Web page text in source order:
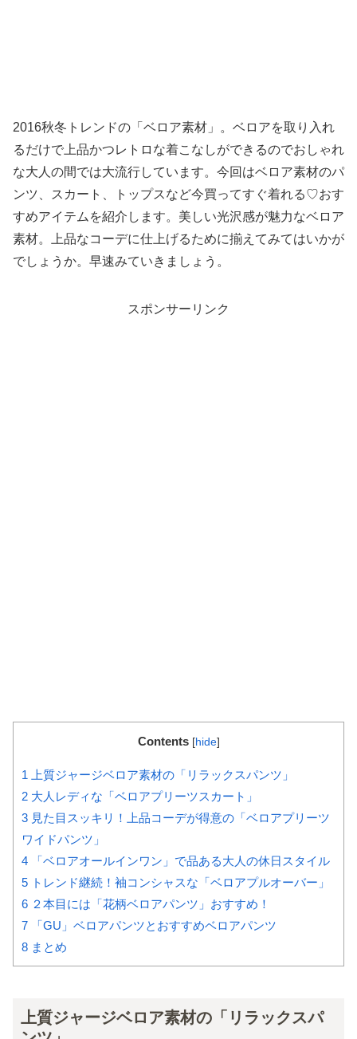
2016秋冬トレンドの「ベロア素材」。ベロアを取り入れ
るだけで上品かつレトロな着こなしができるのでおしゃれ
な大人の間では大流行しています。今回はベロア素材のパ
ンツ、スカート、トップスなど今買ってすぐ着れる♡おす
すめアイテムを紹介します。美しい光沢感が魅力なベロア
素材。上品なコーデに仕上げるために揃えてみてはいかが
でしょうか。早速みていきましょう。
スポンサーリンク
Contents [hide]
1 上質ジャージベロア素材の「リラックスパンツ」
2 大人レディな「ベロアプリーツスカート」
3 見た目スッキリ！上品コーデが得意の「ベロアプリーツ
ワイドパンツ」
4 「ベロアオールインワン」で品ある大人の休日スタイル
5 トレンド継続！袖コンシャスな「ベロアプルオーバー」
6 ２本目には「花柄ベロアパンツ」おすすめ！
7 「GU」ベロアパンツとおすすめベロアパンツ
8 まとめ
上質ジャージベロア素材の「リラックスパ